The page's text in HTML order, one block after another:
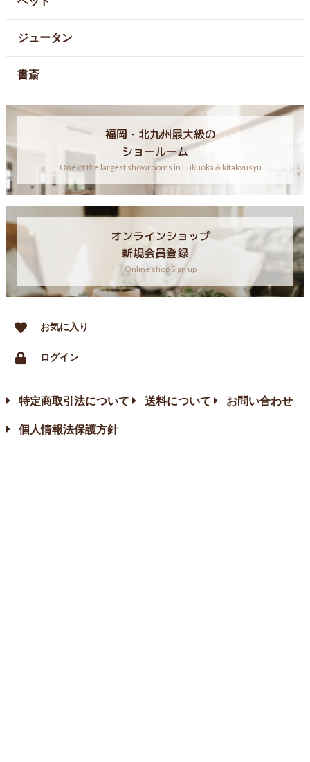
ジュータン
書斎
福岡・北九州最大級の
ショールーム
One of the largest showrooms in Fukuoka＆kitakyusyu
オンラインショップ
新規会員登録
Online shop SIgn up
お気に入り
ログイン
特定商取引法について 送料について お問い合わせ
個人情報法保護方針